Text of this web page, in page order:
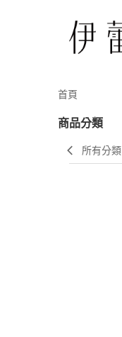
首頁
商品分類
所有分類